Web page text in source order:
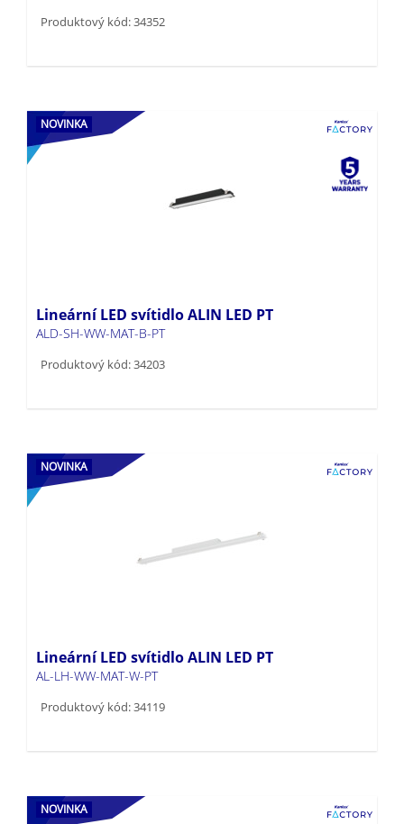
Produktový kód: 34352
NOVINKA
Lineární LED svítidlo ALIN LED PT
ALD-SH-WW-MAT-B-PT
Produktový kód: 34203
NOVINKA
Lineární LED svítidlo ALIN LED PT
AL-LH-WW-MAT-W-PT
Produktový kód: 34119
NOVINKA